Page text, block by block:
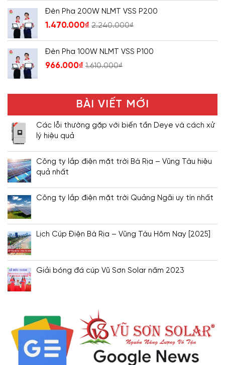
Đèn Pha 200W NLMT VSS P200
1.470.000₫ 2.240.000₫
Đèn Pha 100W NLMT VSS P100
966.000₫ 1.610.000₫
BÀI VIẾT MỚI
Các lỗi thường gặp với biến tần Deye và cách xử
lý hiệu quả
Công ty lắp điện mặt trời Bà Rịa – Vũng Tàu hiệu
quả nhất
Công ty lắp điện mặt trời Quảng Ngãi uy tín nhất
Lịch Cúp Điện Bà Rịa – Vũng Tàu Hôm Nay [2025]
Giải bóng đá cúp Vũ Sơn Solar năm 2023